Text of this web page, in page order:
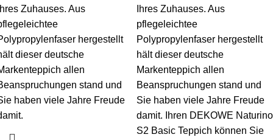
Zuhauses. Aus
hergestellt
dieser deutsche
allen
stand und
haben viele Jahre Freude
Ihres Zuhauses. Aus
pflegeleichtee
Polypropylenfaser hergestellt
hält dieser deutsche
Markenteppich allen
Beanspruchungen stand und
Sie haben viele Jahre Freude
damit. Ihren DEKOWE Naturino
S2 Basic Teppich können Sie